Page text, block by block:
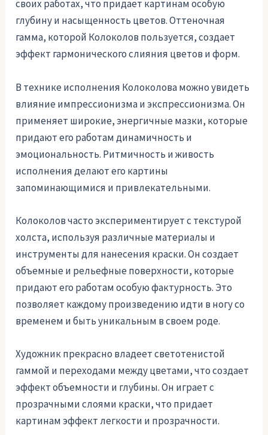
своих работах, что придает картинам особую
глубину и насыщенность цветов. Оттеночная
гамма, которой Колоколов пользуется, создает
эффект гармонического слияния цветов и форм.
В технике исполнения Колоколова можно увидеть
влияние импрессионизма и экспрессионизма. Он
применяет широкие, энергичные мазки, которые
придают его работам динамичность и
эмоциональность. Ритмичность и живость
исполнения делают его картины
запоминающимися и привлекательными.
Колоколов часто экспериментирует с текстурой
холста, используя различные материалы и
инструменты для нанесения краски. Он создает
объемные и рельефные поверхности, которые
придают его работам особую фактурность. Это
позволяет каждому произведению идти в ногу со
временем и быть уникальным в своем роде.
Художник прекрасно владеет светотенистой
гаммой и переходами между цветами, что создает
эффект объемности и глубины. Он играет с
прозрачными слоями краски, что придает
картинам эффект легкости и прозрачности.